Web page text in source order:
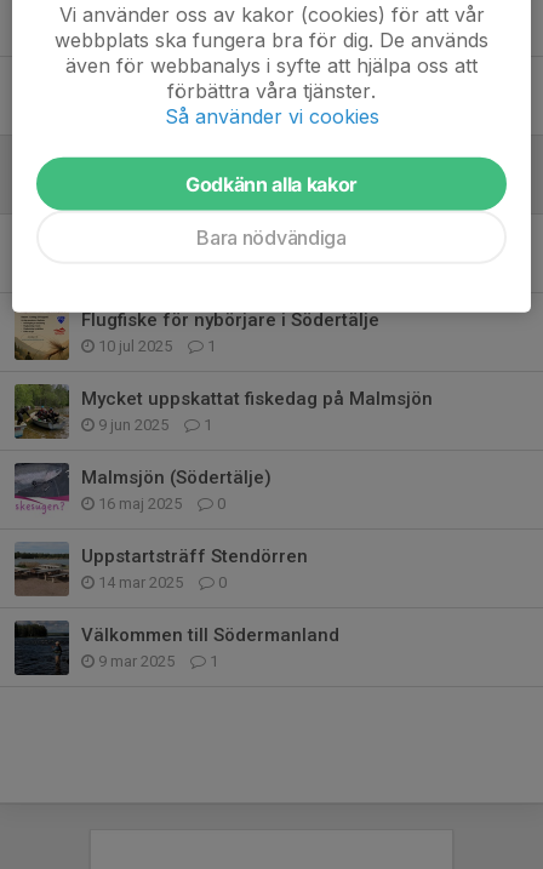
Tidigare nyheter
Populär Flugfiskekurs i Södertälje
15 jun, 07:12 0
Flugfiske för nybörjare i Södertälje
0
Flugbindningskurs för nybörjare i Södertälje
Flugfiske för nybörjare i Södertälje
10 jul 2025 1
Mycket uppskattat fiskedag på Malmsjön
9 jun 2025 1
Malmsjön (Södertälje)
16 maj 2025 0
Uppstartsträff Stendörren
14 mar 2025 0
Välkommen till Södermanland
9 mar 2025 1
Vi använder oss av kakor (cookies) för att vår
webbplats ska fungera bra för dig. De används
även för webbanalys i syfte att hjälpa oss att
förbättra våra tjänster.
Så använder vi cookies
Godkänn alla kakor
Bara nödvändiga